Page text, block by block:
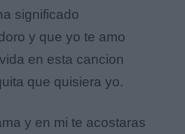
significado
y que yo te amo
en esta cancion
que quisiera yo.
y en mi te acostaras